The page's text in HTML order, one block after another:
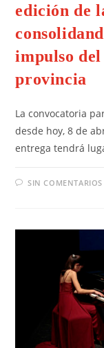
edición de
impulso
provincia
La convocatoria
desde hoy, 8 de
entrega tendrá
SIN COMENTARIOS